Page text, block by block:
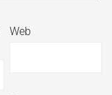
Web